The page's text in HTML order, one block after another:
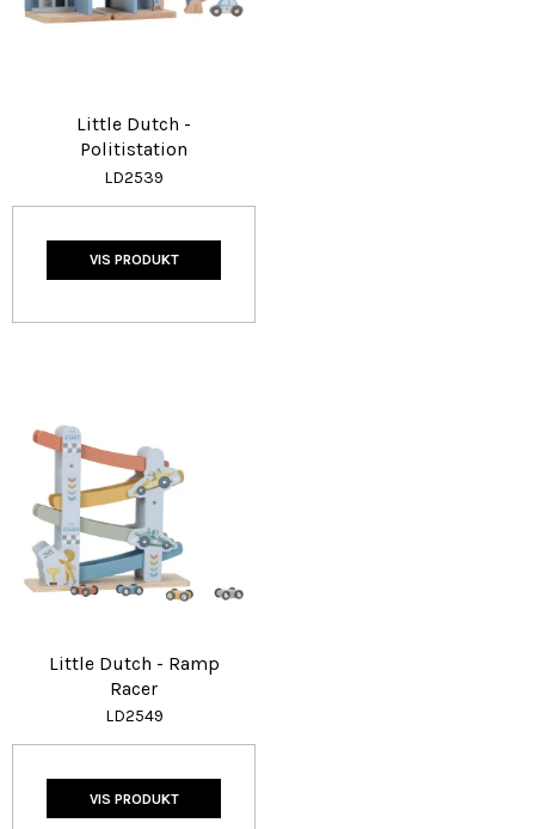
Little Dutch -
Politistation
LD2539
VIS PRODUKT
Little Dutch - Ramp
Racer
LD2549
VIS PRODUKT